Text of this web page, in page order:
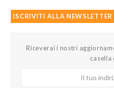
ISCRIVITI ALLA NEWSLETTER
Riceverai i nostri
casella